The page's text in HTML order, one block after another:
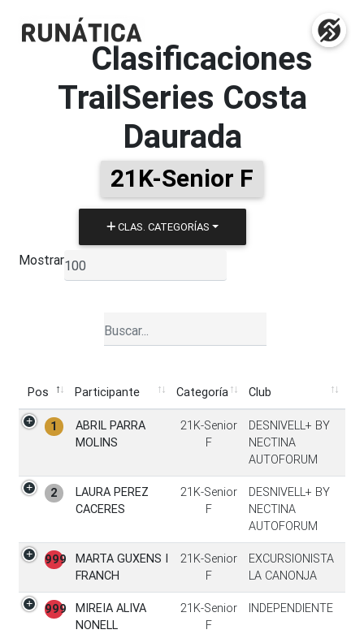
Clasificaciones
TrailSeries Costa
Daurada
21K-Senior F
CLAS. CATEGORÍAS
Mostrar
Pos Participante Categoría
Club
Pos
Participante Categoría Club
1
ABRIL PARRA
MOLINS
21K-Senior
F
DESNIVELL+ BY
NECTINA
AUTOFORUM
2
LAURA PEREZ
CACERES
21K-Senior
F
DESNIVELL+ BY
NECTINA
AUTOFORUM
999
MARTA GUXENS I
FRANCH
21K-Senior
F
EXCURSIONISTA
LA CANONJA
999
MIREIA ALIVA
NONELL
21K-Senior
F
INDEPENDIENTE